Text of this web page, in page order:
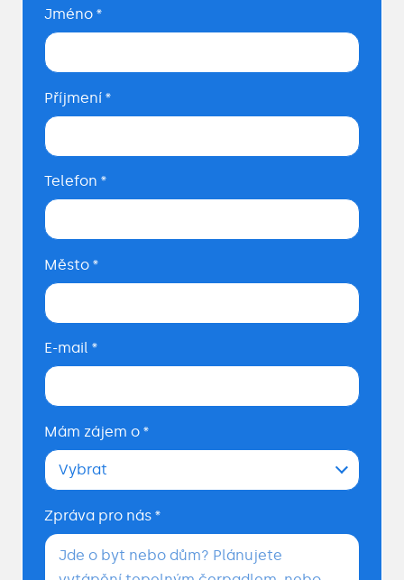
Jméno *
Příjmení *
Telefon *
Město *
E-mail *
Mám zájem o *
Vybrat
Zpráva pro nás *